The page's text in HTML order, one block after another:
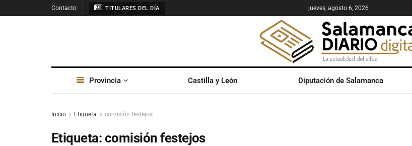
Contacto TITULARES DEL DÍA jueves, agosto 6, 2026
Provincia Castilla y León Diputación de Salamanca
Inicio Etiqueta comisión festejos
Etiqueta: comisión festejos